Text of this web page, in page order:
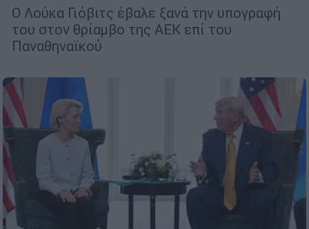
Ο Λούκα Γιόβιτς έβαλε ξανά την υπογραφή
του στον θρίαμβο της ΑΕΚ επί του
Παναθηναϊκού